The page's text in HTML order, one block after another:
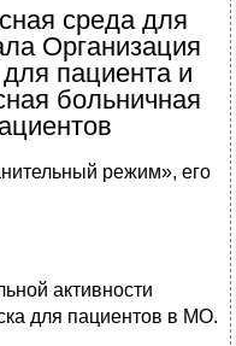
среда для
Организация
пациента и
больничная
режим», его
активности
для пациентов в МО.